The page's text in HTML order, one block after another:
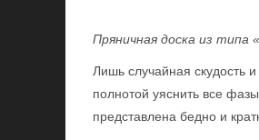
Пряничная доска из типа
Лишь случайная скудость
полнотой уяснить все фазы
представлена бедно и